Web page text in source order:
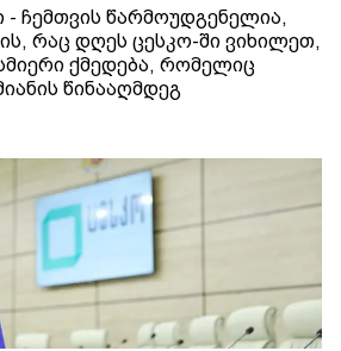
ჩემთვის წარმოუდგენელია,
რაც დღეს ცესკო-ში ვიხილეთ,
ქმედება, რომელიც
წინააღმდეგ